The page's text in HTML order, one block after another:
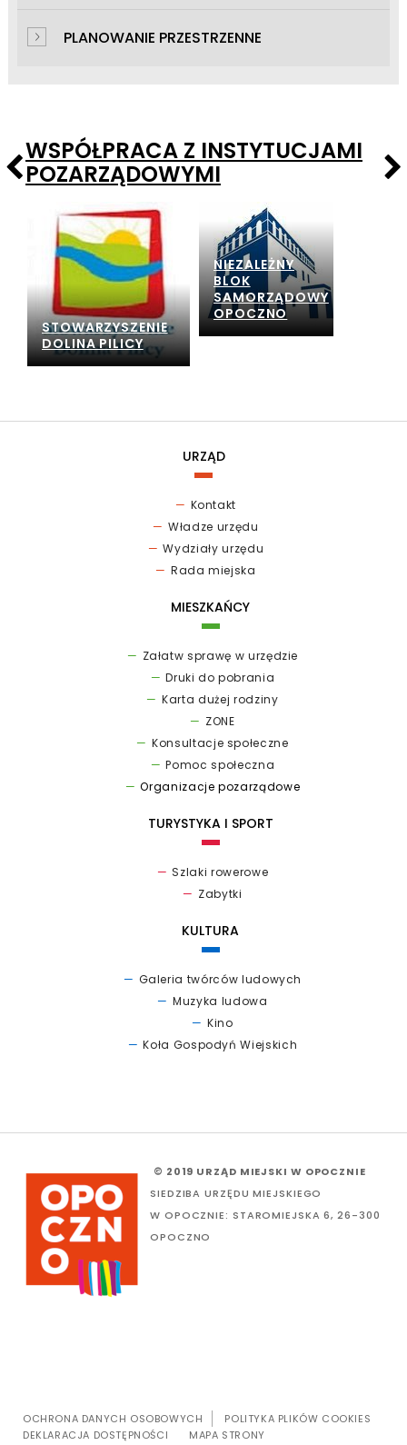
PLANOWANIE PRZESTRZENNE
WSPÓŁPRACA Z INSTYTUCJAMI
POZARZĄDOWYMI
STOWARZYSZENIE
DOLINA PILICY
NIEZALEŻNY
BLOK
SAMORZĄDOWY
OPOCZNO
URZĄD
Kontakt
Władze urzędu
Wydziały urzędu
Rada miejska
MIESZKAŃCY
Załatw sprawę w urzędzie
Druki do pobrania
Karta dużej rodziny
ZONE
Konsultacje społeczne
Pomoc społeczna
Organizacje pozarządowe
TURYSTYKA I SPORT
Szlaki rowerowe
Zabytki
KULTURA
Galeria twórców ludowych
Muzyka ludowa
Kino
Koła Gospodyń Wiejskich
© 2019 URZĄD MIEJSKI W OPOCZNIE
SIEDZIBA URZĘDU MIEJSKIEGO
W OPOCZNIE: STAROMIEJSKA 6, 26-300
OPOCZNO
OCHRONA DANYCH OSOBOWYCH
POLITYKA PLIKÓW COOKIES
DEKLARACJA DOSTĘPNOŚCI
MAPA STRONY